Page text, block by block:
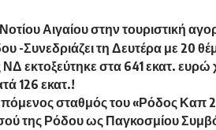
Αιγαίου στην τουριστική
-Συνεδριάζει τη Δευτέρα με 20
εκτοξεύτηκε στα 641 εκατ.
126 εκατ.!
σταθμός του «Ρόδος Καπ
της Ρόδου ως Παγκοσμίου